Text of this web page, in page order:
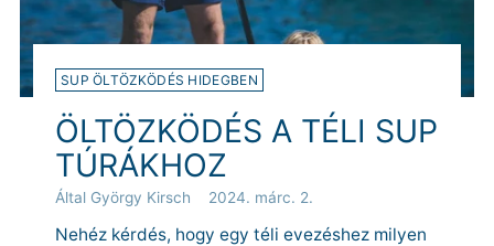
SUP ÖLTÖZKÖDÉS HIDEGBEN
ÖLTÖZKÖDÉS A TÉLI SUP
TÚRÁKHOZ
Által György Kirsch 2024. márc. 2.
Nehéz kérdés, hogy egy téli evezéshez milyen